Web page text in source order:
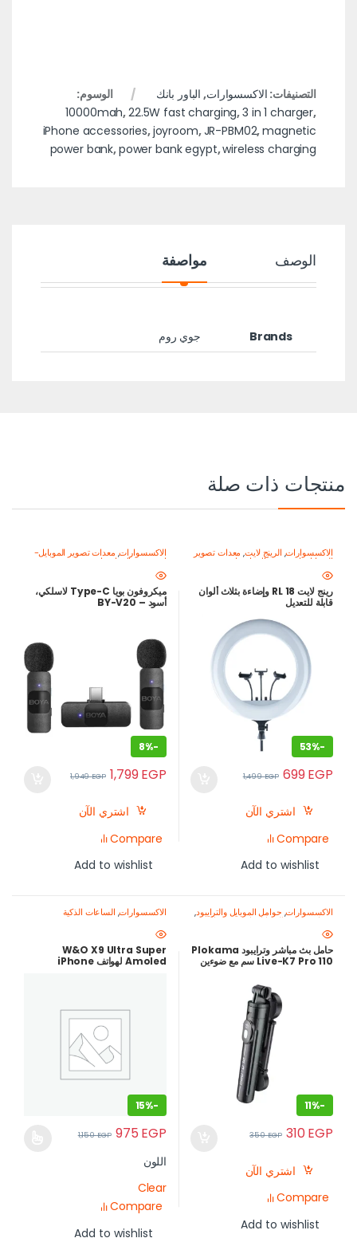
التصنيفات: الاكسسوارات, الباور بانك
الوسوم:
10000mah,22.5W fast charging,3 in 1 charger,
iPhone accessories,joyroom,JR-PBM02,magnetic
power bank,power bank egypt,wireless charging
الوصف مواصفة
Brands جوي روم
منتجات ذات صلة
الاكسسوارات, الرينج لايت, معدات تصوير
الموبايل-اصنع محتواك باحتراف
رينج لايت RL 18 وإضاءة بثلاث ألوان
قابلة للتعديل
-
53%
699EGP
1,499EGP
اشتري الآن
Compare
Add to wishlist
الاكسسوارات, معدات تصوير الموبايل-
اصنع محتواك باحتراف
ميكروفون بويا Type-C لاسلكي،
أسود – BY-V20
-
8%
1,799EGP
1,949EGP
اشتري الآن
Compare
Add to wishlist
الاكسسوارات, حوامل الموبايل والترايبود,
معدات تصوير الموبايل-اصنع محتواك
باحتراف
حامل بث مباشر وترايبود Plokama
Live-K7 Pro 110 سم مع ضوءين
-
11%
310EGP
350EGP
اشتري الآن
Compare
Add to wishlist
الاكسسوارات, الساعات الذكية
W&O X9 Ultra Super
Amoled لهواتف iPhone
-
15%
975 EGP
1,150EGP
اللون
Clear
Compare
Add to wishlist